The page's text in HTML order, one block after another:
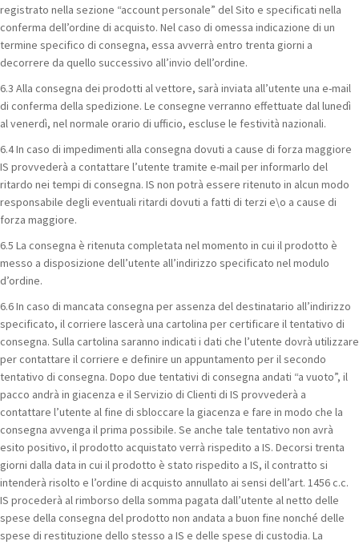
registrato nella sezione “account personale” del Sito e specificati nella
conferma dell’ordine di acquisto. Nel caso di omessa indicazione di un
termine specifico di consegna, essa avverrà entro trenta giorni a
decorrere da quello successivo all’invio dell’ordine.
6.3 Alla consegna dei prodotti al vettore, sarà inviata all’utente una e-mail
di conferma della spedizione. Le consegne verranno effettuate dal lunedì
al venerdì, nel normale orario di ufficio, escluse le festività nazionali.
6.4 In caso di impedimenti alla consegna dovuti a cause di forza maggiore
IS provvederà a contattare l’utente tramite e-mail per informarlo del
ritardo nei tempi di consegna. IS non potrà essere ritenuto in alcun modo
responsabile degli eventuali ritardi dovuti a fatti di terzi e\o a cause di
forza maggiore.
6.5 La consegna è ritenuta completata nel momento in cui il prodotto è
messo a disposizione dell’utente all’indirizzo specificato nel modulo
d’ordine.
6.6 In caso di mancata consegna per assenza del destinatario all’indirizzo
specificato, il corriere lascerà una cartolina per certificare il tentativo di
consegna. Sulla cartolina saranno indicati i dati che l’utente dovrà utilizzare
per contattare il corriere e definire un appuntamento per il secondo
tentativo di consegna. Dopo due tentativi di consegna andati “a vuoto”, il
pacco andrà in giacenza e il Servizio di Clienti di IS provvederà a
contattare l’utente al fine di sbloccare la giacenza e fare in modo che la
consegna avvenga il prima possibile. Se anche tale tentativo non avrà
esito positivo, il prodotto acquistato verrà rispedito a IS. Decorsi trenta
giorni dalla data in cui il prodotto è stato rispedito a IS, il contratto si
intenderà risolto e l’ordine di acquisto annullato ai sensi dell’art. 1456 c.c.
IS procederà al rimborso della somma pagata dall’utente al netto delle
spese della consegna del prodotto non andata a buon fine nonché delle
spese di restituzione dello stesso a IS e delle spese di custodia. La